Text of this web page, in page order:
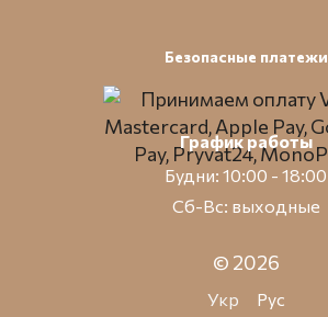
Безопасные платежи
График работы
Будни: 10:00 - 18:00
Сб-Вс: выходные
© 2026
Укр Рус